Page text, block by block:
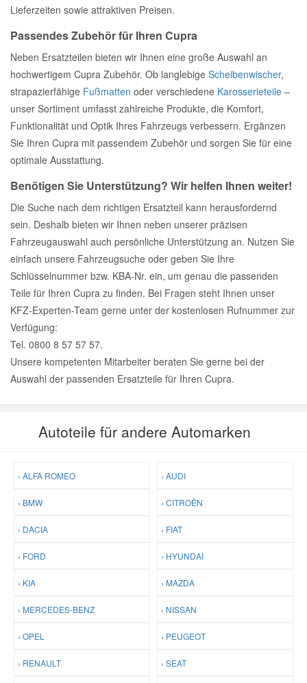
Lieferzeiten sowie attraktiven Preisen.
Passendes Zubehör für Ihren Cupra
Neben Ersatzteilen bieten wir Ihnen eine große Auswahl an
hochwertigem Cupra Zubehör. Ob langlebige Scheibenwischer,
strapazierfähige Fußmatten oder verschiedene Karosserieteile –
unser Sortiment umfasst zahlreiche Produkte, die Komfort,
Funktionalität und Optik Ihres Fahrzeugs verbessern. Ergänzen
Sie Ihren Cupra mit passendem Zubehör und sorgen Sie für eine
optimale Ausstattung.
Benötigen Sie Unterstützung? Wir helfen Ihnen weiter!
Die Suche nach dem richtigen Ersatzteil kann herausfordernd
sein. Deshalb bieten wir Ihnen neben unserer präzisen
Fahrzeugauswahl auch persönliche Unterstützung an. Nutzen Sie
einfach unsere Fahrzeugsuche oder geben Sie Ihre
Schlüsselnummer bzw. KBA-Nr. ein, um genau die passenden
Teile für Ihren Cupra zu finden. Bei Fragen steht Ihnen unser
KFZ-Experten-Team gerne unter der kostenlosen Rufnummer zur
Verfügung:
Tel. 0800 8 57 57 57.
Unsere kompetenten Mitarbeiter beraten Sie gerne bei der
Auswahl der passenden Ersatzteile für Ihren Cupra.
Autoteile für andere Automarken
› ALFA ROMEO › AUDI
› BMW › CITROËN
› DACIA › FIAT
› FORD › HYUNDAI
› KIA › MAZDA
› MERCEDES-BENZ › NISSAN
› OPEL › PEUGEOT
› RENAULT › SEAT